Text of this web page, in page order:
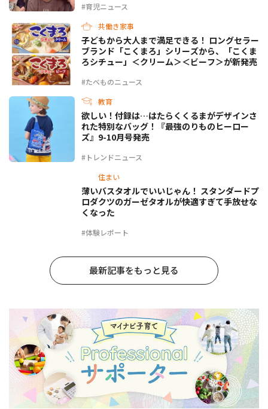
#育児ニュース
共働き家事
#たべものニュース
子どもから大人まで満足できる！ ロングセラー
ブランド「こくまろ」シリーズから、「こくま
ろシチュー」＜クリーム＞＜ビーフ＞が新発売
教育
#トレンドニュース
欲しい！付録は…はたらくくるまがデザインさ
れた特別なバッグ！『最強のりものヒーロー
ズ』9-10月号発売
住まい
#体験レポート
薄いバスタオルでいいじゃん！ スタンダードプ
ロダクツのガーゼタオルが快適すぎて手放せな
くなった
最新記事をもっと見る